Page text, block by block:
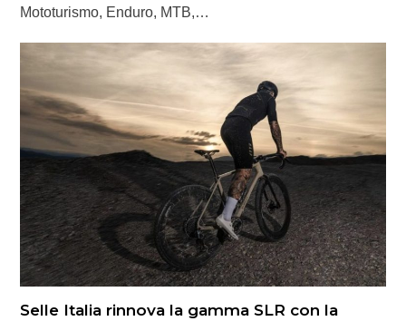
Mototurismo, Enduro, MTB,…
Selle Italia rinnova la gamma SLR con la